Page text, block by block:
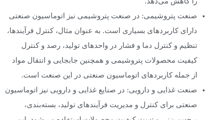
صنعت پتروشیمی: در صنعت پتروشیمی نیز اتوماسیون صنعتی
دارای کاربردهای بسیاری است. به عنوان مثال، کنترل فرآیندها،
تنظیم و کنترل دما و فشار در واحدهای تولید، رصد و کنترل
کیفیت محصولات پتروشیمی و همچنین جابجایی و انتقال مواد
از جمله کاربردهای اتوماسیون صنعتی در این صنعت است.
صنعت غذایی و دارویی: در صنایع غذایی و دارویی نیز اتوماسیون
صنعتی برای کنترل و مدیریت فرآیندهای تولید، بسته‌بندی،